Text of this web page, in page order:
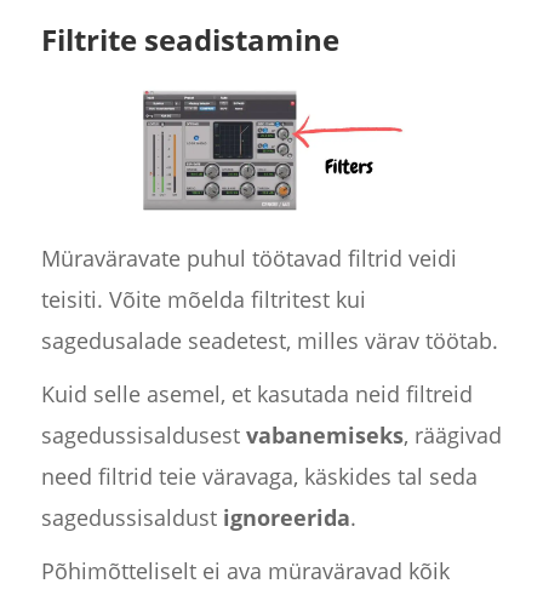
Filtrite seadistamine
Müraväravate puhul töötavad filtrid veidi
teisiti. Võite mõelda filtritest kui
sagedusalade seadetest, milles värav töötab.
Kuid selle asemel, et kasutada neid filtreid
sagedussisaldusest vabanemiseks, räägivad
need filtrid teie väravaga, käskides tal seda
sagedussisaldust ignoreerida.
Põhimõtteliselt ei ava müraväravad kõik